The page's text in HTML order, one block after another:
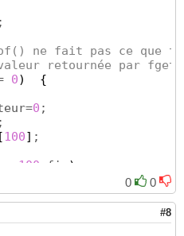
;
ne fait pas ce que
retournée par
0)
{
0 ;
[100] ;
100 ,fic )
que le i
i][0],mots);
0 0
#8